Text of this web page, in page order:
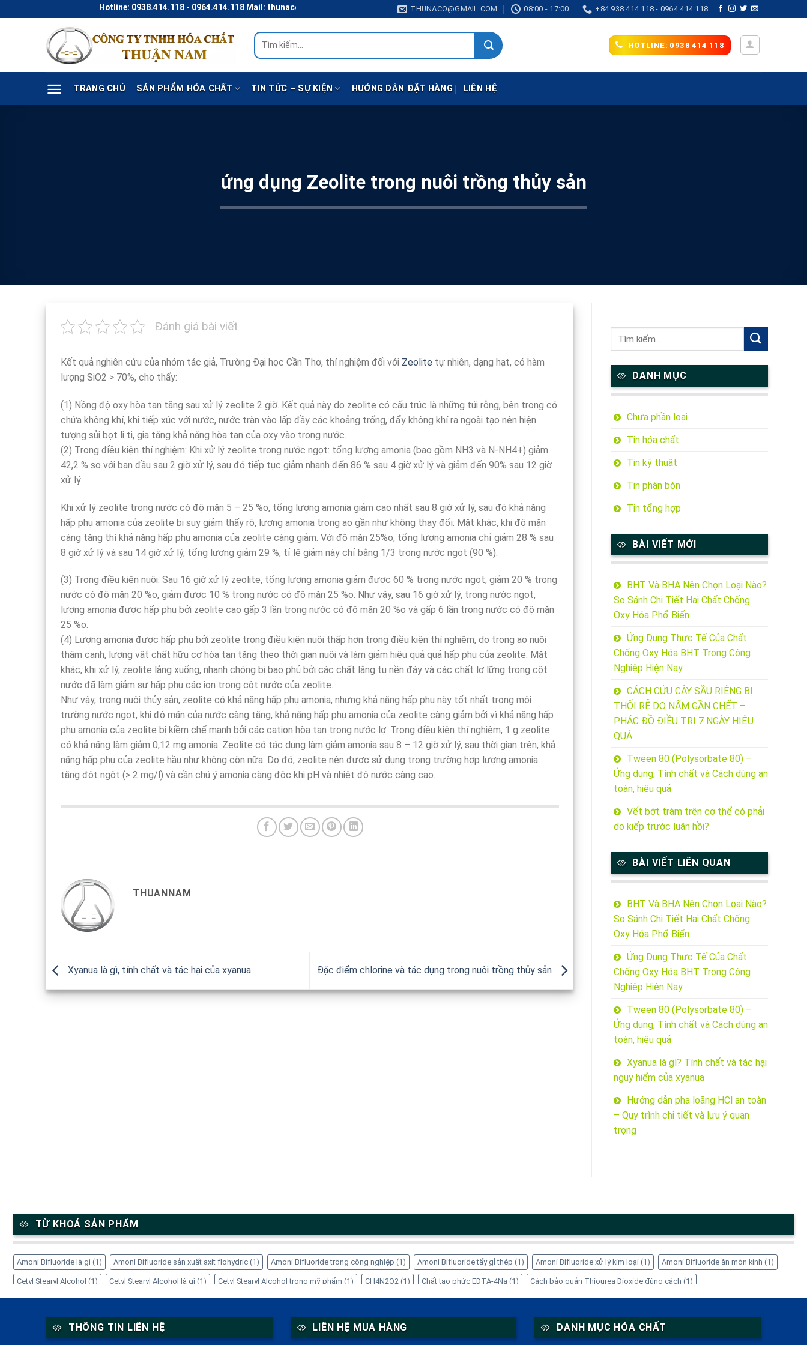
to
Hotline: 0938.414.118 - 0964.414.118 Mail: thunaco@gmail.com THUNACO@GMAIL.COM 08:00 - 17:00 +84 938 414 118 - 0964 414 118
Tìm
kiếm:
HOTLINE: 0938 414 118
TRANG CHỦ SẢN PHẨM HÓA CHẤT TIN TỨC – SỰ KIỆN HƯỚNG DẪN ĐẶT HÀNG LIÊN HỆ
ứng dụng Zeolite trong nuôi trồng thủy sản
Đánh giá bài viết
Kết quả nghiên cứu của nhóm tác giả, Trường Đại học Cần Thơ, thí nghiệm đối với Zeolite tự nhiên, dạng hạt, có hàm
lượng SiO2 > 70%, cho thấy:
(1) Nồng độ oxy hòa tan tăng sau xử lý zeolite 2 giờ. Kết quả này do zeolite có cấu trúc là những túi rỗng, bên trong có
chứa không khí, khi tiếp xúc với nước, nước tràn vào lấp đầy các khoảng trống, đẩy không khí ra ngoài tạo nên hiện
tượng sủi bọt li ti, gia tăng khả năng hòa tan của oxy vào trong nước.
(2) Trong điều kiện thí nghiệm: Khi xử lý zeolite trong nước ngọt: tổng lượng amonia (bao gồm NH3 và N-NH4+) giảm
42,2 % so với ban đầu sau 2 giờ xử lý, sau đó tiếp tục giảm nhanh đến 86 % sau 4 giờ xử lý và giảm đến 90% sau 12 giờ
xử lý
Khi xử lý zeolite trong nước có độ mặn 5 – 25 %o, tổng lượng amonia giảm cao nhất sau 8 giờ xử lý, sau đó khả năng
hấp phụ amonia của zeolite bị suy giảm thấy rõ, lượng amonia trong ao gần như không thay đổi. Mặt khác, khi độ mặn
càng tăng thì khả năng hấp phụ amonia của zeolite càng giảm. Với độ mặn 25%o, tổng lượng amonia chỉ giảm 28 % sau
8 giờ xử lý và sau 14 giờ xử lý, tổng lượng giảm 29 %, tỉ lệ giảm này chỉ bằng 1/3 trong nước ngọt (90 %).
(3) Trong điều kiện nuôi: Sau 16 giờ xử lý zeolite, tổng lượng amonia giảm được 60 % trong nước ngọt, giảm 20 % trong
nước có độ mặn 20 %o, giảm được 10 % trong nước có độ mặn 25 %o. Như vậy, sau 16 giờ xử lý, trong nước ngọt,
lượng amonia được hấp phụ bởi zeolite cao gấp 3 lần trong nước có độ mặn 20 %o và gấp 6 lần trong nước có độ mặn
25 %o.
(4) Lượng amonia được hấp phụ bởi zeolite trong điều kiện nuôi thấp hơn trong điều kiện thí nghiệm, do trong ao nuôi
thâm canh, lượng vật chất hữu cơ hòa tan tăng theo thời gian nuôi và làm giảm hiệu quả quả hấp phụ của zeolite. Mặt
khác, khi xử lý, zeolite lắng xuống, nhanh chóng bị bao phủ bởi các chất lắng tụ nền đáy và các chất lơ lững trong cột
nước đã làm giảm sự hấp phụ các ion trong cột nước của zeolite.
Như vậy, trong nuôi thủy sản, zeolite có khả năng hấp phụ amonia, nhưng khả năng hấp phụ này tốt nhất trong môi
trường nước ngọt, khi độ mặn của nước càng tăng, khả năng hấp phụ amonia của zeolite càng giảm bởi vì khả năng hấp
phụ amonia của zeolite bị kiềm chế mạnh bởi các cation hòa tan trong nước lợ. Trong điều kiện thí nghiệm, 1 g zeolite
có khả năng làm giảm 0,12 mg amonia. Zeolite có tác dụng làm giảm amonia sau 8 – 12 giờ xử lý, sau thời gian trên, khả
năng hấp phụ của zeolite hầu như không còn nữa. Do đó, zeolite nên được sử dụng trong trường hợp lượng amonia
tăng đột ngột (> 2 mg/l) và cần chú ý amonia càng độc khi pH và nhiệt độ nước càng cao.
THUANNAM
Xyanua là gì, tính chất và tác hại của xyanua Đặc điểm chlorine và tác dụng trong nuôi trồng thủy sản
DANH MỤC
Chưa phần loại
Tin hóa chất
Tin kỹ thuật
Tin phân bón
Tin tổng hợp
BÀI VIẾT MỚI
BHT Và BHA Nên Chọn Loại Nào?
So Sánh Chi Tiết Hai Chất Chống
Oxy Hóa Phổ Biến
Ứng Dụng Thực Tế Của Chất
Chống Oxy Hóa BHT Trong Công
Nghiệp Hiện Nay
CÁCH CỨU CÂY SẦU RIÊNG BỊ
THỐI RỄ DO NẤM GẦN CHẾT –
PHÁC ĐỒ ĐIỀU TRỊ 7 NGÀY HIỆU
QUẢ
Tween 80 (Polysorbate 80) –
Ứng dụng, Tính chất và Cách dùng an
toàn, hiệu quả
Vết bớt tràm trên cơ thể có phải
do kiếp trước luân hồi?
BÀI VIẾT LIÊN QUAN
BHT Và BHA Nên Chọn Loại Nào?
So Sánh Chi Tiết Hai Chất Chống
Oxy Hóa Phổ Biến
Ứng Dụng Thực Tế Của Chất
Chống Oxy Hóa BHT Trong Công
Nghiệp Hiện Nay
Tween 80 (Polysorbate 80) –
Ứng dụng, Tính chất và Cách dùng an
toàn, hiệu quả
Xyanua là gì? Tính chất và tác hại
nguy hiểm của xyanua
Hướng dẫn pha loãng HCl an toàn
– Quy trình chi tiết và lưu ý quan
trọng
TỪ KHOÁ SẢN PHẨM
Amoni Bifluoride là gì (1) Amoni Bifluoride sản xuất axit flohydric(1) Amoni Bifluoride trong công nghiệp (1) Amoni Bifluoride tẩy gỉ thép (1) Amoni Bifluoride xử lý kim loại (1) Amoni Bifluoride ăn mòn kính (1)
Cetyl Stearyl Alcohol (1) Cetyl Stearyl Alcohol là gì (1) Cetyl Stearyl Alcohol trong mỹ phẩm (1) CH4N2O2(1) Chất tạo phức EDTA-4Na (1) Cách bảo quản Thiourea Dioxide đúng cách (1)
Cách sử dụng EDTA-4Na(1) Công dụng của Amoni Bifluoride(1) Công dụng của Inositol(1) Công dụng của Sorbitol(2) Dung dịch Sorbitol(1) EDTA-4Na có tác dụng gì(1) EDTA-4Na có độc không(1)
EDTA-4Na giá bao nhiêu(1) EDTA-4Na trong mỹ phẩm(1) EDTA-4Na trong thực phẩm(1) EDTA-4Na xử lý kim loại nặng(1) Glycerin tinh luyện giá sỉ(1) Inositol cho nữ giới(1) Inositol giảm cân(1)
Inositol hỗ trợ thần kinh(1) Inositol là gì(1) Inositol PCOS(1) Inositol thực phẩm chức năng(1) Mua EDTA-4Na chính hãng(1) Mua Sorbitol Solution ở đâu(1) Mua Thiourea Dioxide giá tốt ở đâu(1)
THÔNG TIN LIÊN HỆ LIÊN HỆ MUA HÀNG DANH MỤC HÓA CHẤT